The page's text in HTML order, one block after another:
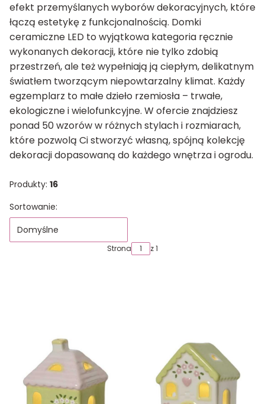
efekt przemyślanych wyborów dekoracyjnych, które
łączą estetykę z funkcjonalnością. Domki
ceramiczne LED to wyjątkowa kategoria ręcznie
wykonanych dekoracji, które nie tylko zdobią
przestrzeń, ale też wypełniają ją ciepłym, delikatnym
światłem tworzącym niepowtarzalny klimat. Każdy
egzemplarz to małe dzieło rzemiosła – trwałe,
ekologiczne i wielofunkcyjne. W ofercie znajdziesz
ponad 50 wzorów w różnych stylach i rozmiarach,
które pozwolą Ci stworzyć własną, spójną kolekcję
dekoracji dopasowaną do każdego wnętrza i ogrodu.
Produkty: 16
Lista produktów
Sortowanie:
Domyślne
Strona z 1